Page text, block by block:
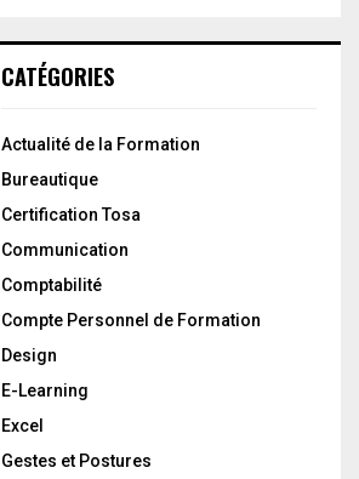
CATÉGORIES
Actualité de la Formation
Bureautique
Certification Tosa
Communication
Comptabilité
Compte Personnel de Formation
Design
E-Learning
Excel
Gestes et Postures